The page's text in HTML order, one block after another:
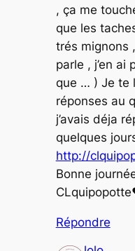
, ça me
que les
trés mignons
parle , j’en ai
que … ) Je te
réponses au
j’avais déja
quelques
http://
Bonne
Répondre